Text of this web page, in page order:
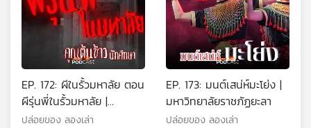
EP. 172: ผีในรั้วมหาลัย ตอน
ผีรุ่นพี่ในรั้วมหาลัย |
มหาวิทยาลัยเทคโนโลยีราช
ปล่อยของ ลองเล่า
EP. 173: มนต์เสน่ห์มะโย่ง |
มหาวิทยาลัยราชภัฏยะลา
ปล่อยของ ลองเล่า